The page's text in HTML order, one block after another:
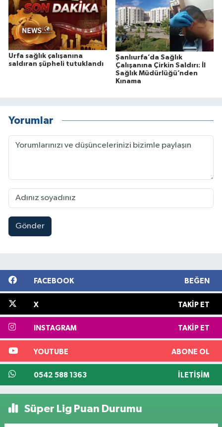
Urfa sağlık çalışanına
saldıran şüpheli tutuklandı
Şanlıurfa’da Sağlık
Çalışanına Çirkin Saldırı: İl
Sağlık Müdürlüğü’nden
Kınama
Yorumlar
Gönder
FACEBOOK BEĞEN
X TAKIP ET
INSTAGRAM TAKIP ET
YOUTUBE ABONE OL
0542 588 1363 İLETIŞIM
Süper Lig Puan Durumu